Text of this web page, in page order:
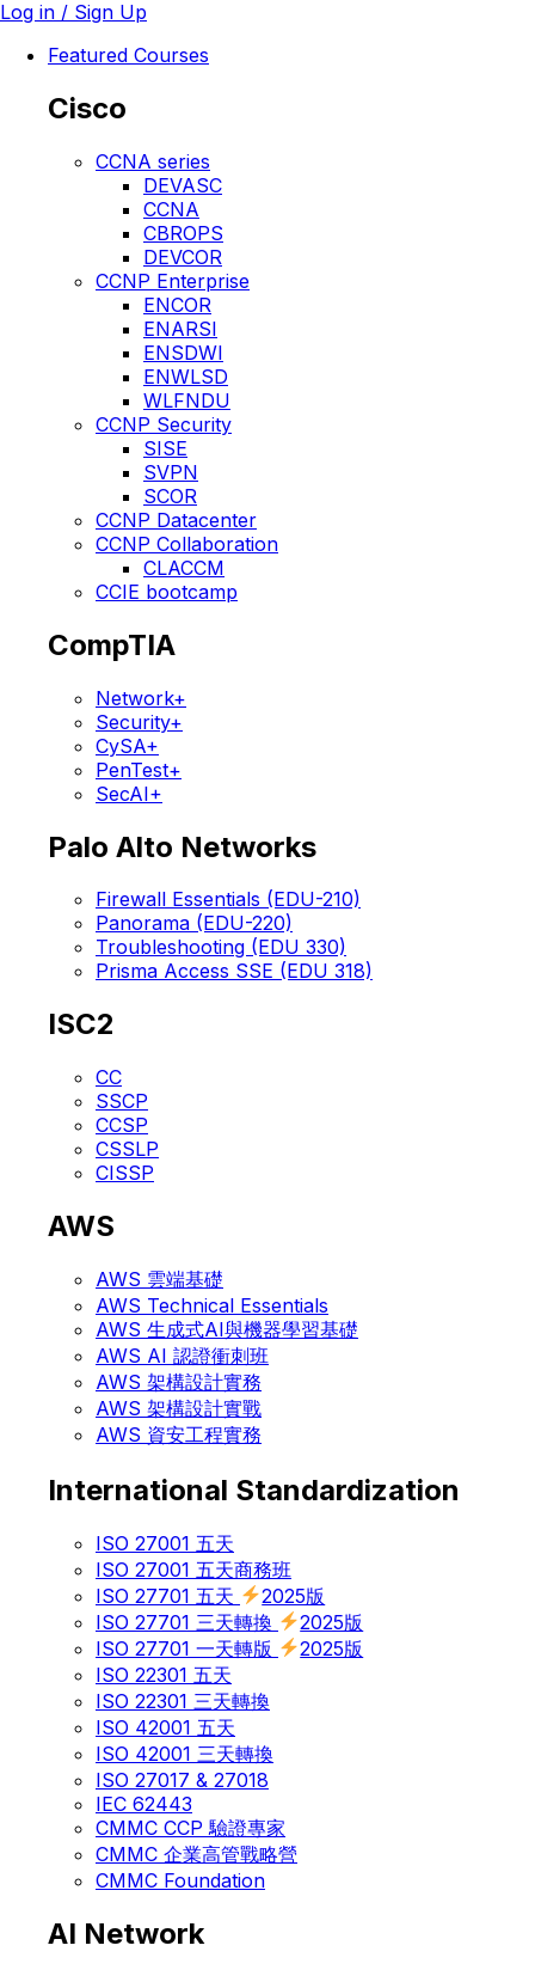
Log in / Sign Up
Featured Courses
Cisco
CCNA series
DEVASC
CCNA
CBROPS
DEVCOR
CCNP Enterprise
ENCOR
ENARSI
ENSDWI
ENWLSD
WLFNDU
CCNP Security
SISE
SVPN
SCOR
CCNP Datacenter
CCNP Collaboration
CLACCM
CCIE bootcamp
CompTIA
Network+
Security+
CySA+
PenTest+
SecAI+
Palo Alto Networks
Firewall Essentials (EDU-210)
Panorama (EDU-220)
Troubleshooting (EDU 330)
Prisma Access SSE (EDU 318)
ISC2
CC
SSCP
CCSP
CSSLP
CISSP
AWS
AWS 雲端基礎
AWS Technical Essentials
AWS 生成式AI與機器學習基礎
AWS AI 認證衝刺班
AWS 架構設計實務
AWS 架構設計實戰
AWS 資安工程實務
International Standardization
ISO 27001 五天
ISO 27001 五天商務班
ISO 27701 五天
2025版
ISO 27701 三天轉換
2025版
ISO 27701 一天轉版
2025版
ISO 22301 五天
ISO 22301 三天轉換
ISO 42001 五天
ISO 42001 三天轉換
ISO 27017 & 27018
IEC 62443
CMMC CCP 驗證專家
CMMC 企業高管戰略營
CMMC Foundation
AI Network